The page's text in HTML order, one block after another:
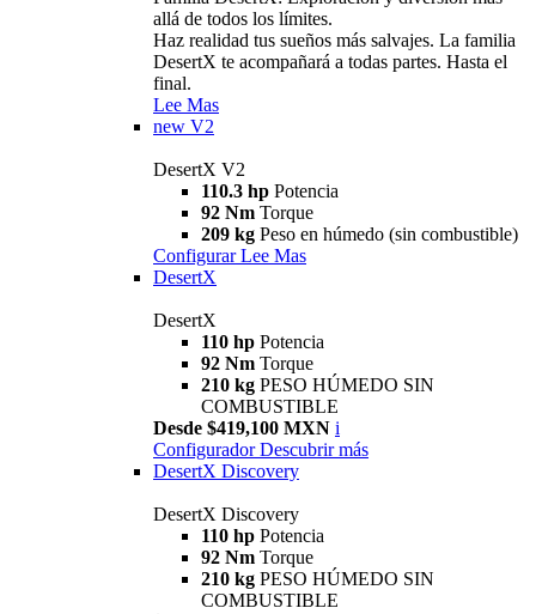
allá de todos los límites.
Haz realidad tus sueños más salvajes. La familia
DesertX te acompañará a todas partes. Hasta el
final.
Lee Mas
new V2
DesertX V2
110.3 hp Potencia
92 Nm Torque
209 kg Peso en húmedo (sin combustible)
Configurar Lee Mas
DesertX
DesertX
110 hp Potencia
92 Nm Torque
210 kg PESO HÚMEDO SIN
COMBUSTIBLE
Desde $419,100 MXN i
Configurador Descubrir más
DesertX Discovery
DesertX Discovery
110 hp Potencia
92 Nm Torque
210 kg PESO HÚMEDO SIN
COMBUSTIBLE